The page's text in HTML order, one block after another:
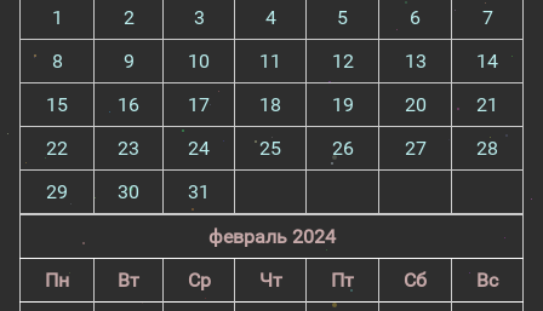
1
2 3 4 5 6
7
8
9 10 11 12 13
14
15
16 17 18 19 20
21
22
23 24 25 26 27
28
29
30
31
февраль 2024
Пн
Вт Ср Чт Пт Сб
Вс